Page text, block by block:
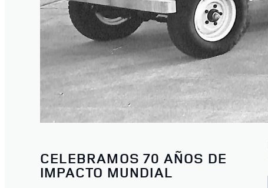
CELEBRAMOS 70 AÑOS DE
IMPACTO MUNDIAL